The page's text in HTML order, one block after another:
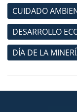
CUIDADO
DESARROLLO
DÍA DE LA